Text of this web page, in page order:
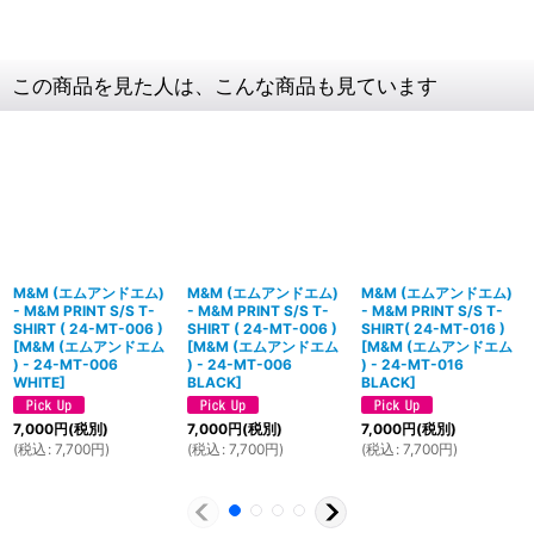
この商品を見た人は、こんな商品も見ています
M&M (エムアンドエム)
- M&M PRINT S/S T-
SHIRT ( 24-MT-006 )
[M&M (エムアンドエム
) - 24-MT-006
WHITE]
7,000円(税別)
(税込 : 7,700円)
M&M (エムアンドエム)
- M&M PRINT S/S T-
SHIRT ( 24-MT-006 )
[M&M (エムアンドエム
) - 24-MT-006
BLACK]
7,000円(税別)
(税込 : 7,700円)
M&M (エムアンドエム)
- M&M PRINT S/S T-
SHIRT( 24-MT-016 )
[M&M (エムアンドエム
) - 24-MT-016
BLACK]
7,000円(税別)
(税込 : 7,700円)